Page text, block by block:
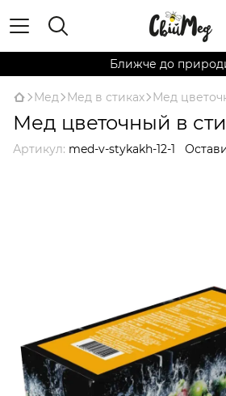
Ближче до
Мед Мед в стиках Мед
Мед цветочный в
Артикул: med-v-stykakh-12-1